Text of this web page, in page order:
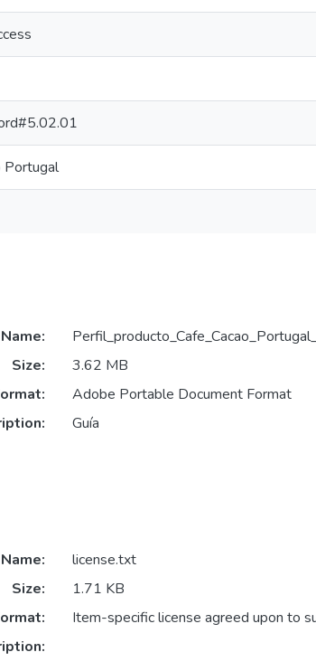
Portugal
Name:
Size:
3.62 MB
Adobe Portable Document Format
Guía
Name:
license.txt
Size:
1.71 KB
Item-specific license agreed upon to